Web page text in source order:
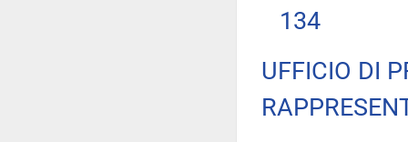
134
UFFICIO DI